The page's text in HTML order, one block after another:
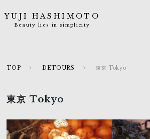
YUJI HASHIMOTO
Beauty lies in simplicity
TOP DETOURS 東京 Tokyo
東京 Tokyo